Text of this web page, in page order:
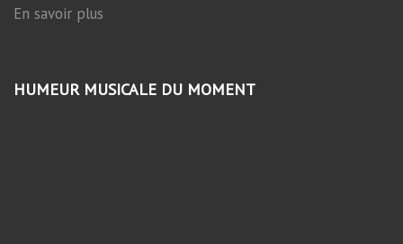
En savoir plus
HUMEUR MUSICALE DU MOMENT